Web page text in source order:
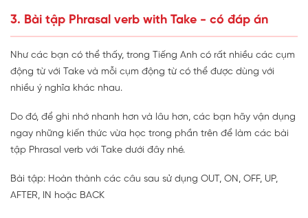
3. Bài tập Phrasal verb with Take - có đáp án
Như các bạn có thể thấy, trong Tiếng Anh có rất nhiều các cụm
động từ với Take và mỗi cụm động từ có thể được dùng với
nhiều ý nghĩa khác nhau.
Do đó, để ghi nhớ nhanh hơn và lâu hơn, các bạn hãy vận dụng
ngay những kiến thức vừa học trong phần trên để làm các bài
tập Phrasal verb với Take dưới đây nhé.
Bài tập: Hoàn thành các câu sau sử dụng OUT, ON, OFF, UP,
AFTER, IN hoặc BACK